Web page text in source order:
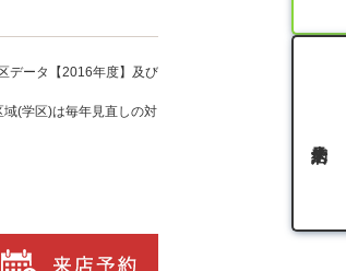
データ【2016年度】及び
(学区)は毎年見直しの対